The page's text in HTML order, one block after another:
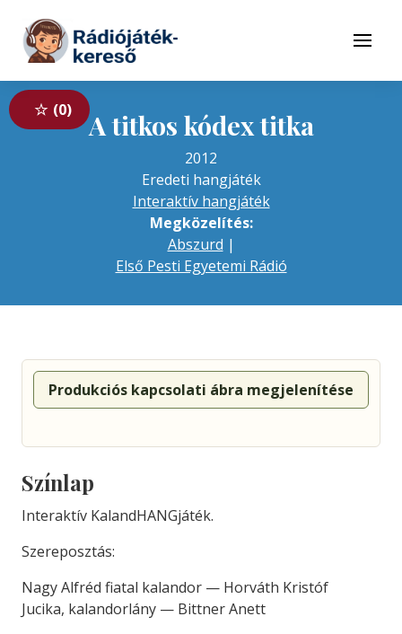
Tovább a tartalomhoz
Menü
0 A titkos kódex titka
2012
Eredeti hangjáték
Interaktív hangjáték
Megközelítés:
Abszurd |
Első Pesti Egyetemi Rádió
Produkciós kapcsolati ábra megjelenítése
Színlap
Interaktív KalandHANGjáték.
Szereposztás:
Nagy Alfréd fiatal kalandor — Horváth Kristóf
Jucika, kalandorlány — Bittner Anett